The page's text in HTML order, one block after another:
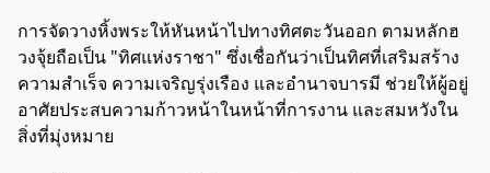
การจัดวางหิ้งพระให้หันหน้าไปทางทิศตะวันออก ตามหลักฮ
วงจุ้ยถือเป็น "ทิศแห่งราชา" ซึ่งเชื่อกันว่าเป็นทิศที่เสริมสร้าง
ความสำเร็จ ความเจริญรุ่งเรือง และอำนาจบารมี ช่วยให้ผู้อยู่
อาศัยประสบความก้าวหน้าในหน้าที่การงาน และสมหวังใน
สิ่งที่มุ่งหมาย